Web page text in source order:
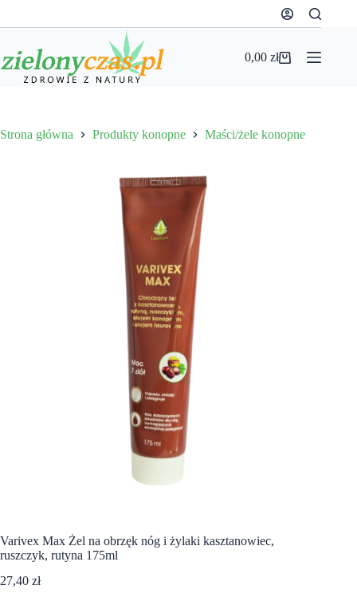
Koszyk
0,00zł
Strona główna Produkty konopne Maści/żele konopne
Varivex Max Żel na obrzęk nóg i żylaki kasztanowiec,
ruszczyk, rutyna 175ml
27,40 zł